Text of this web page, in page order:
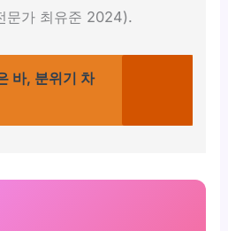
문가 최유준 2024).
바, 분위기 차